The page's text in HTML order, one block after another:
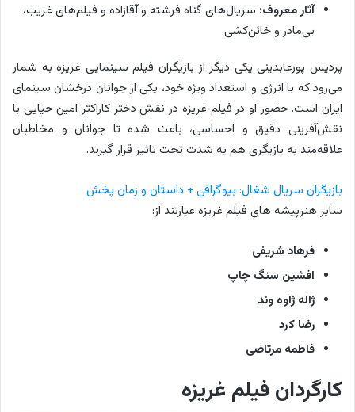
آثار معروف: سریال‌های گناه فرشته و آقازاده و فیلم‌های غریب،
بی‌مادر و خائن‌کشی
پردیس پورعابدینی یکی دیگر از بازیگران فیلم سینمایی غریزه به شمار
می‌رود که با انرژی و استعداد ویژه خود، یکی از جوانان درخشان سینمای
ایران است. حضور او در فیلم غریزه در نقش دختر کاراکتر امین حیایی با
نقش‌آفرینی دقیق و احساسی، باعث شده تا جوانان و مخاطبان
علاقه‌مند به بازیگری هم به شدت تحت تاثیر قرار گیرند.
بازیگران سریال شغال: بیوگرافی + داستان و زمان پخش
سایر هنرپیشه های فیلم غریزه عبارتند از:
فرهاد شریفی
افشین سنگ چاپ
ژاله ژاوه وند
رضا کرد
فاطمه مرتاضی
کارگردان فیلم غریزه